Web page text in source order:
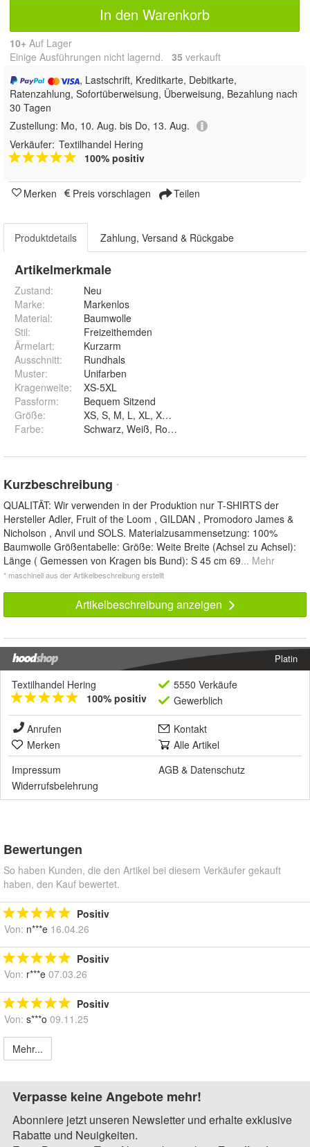
In den Warenkorb
10+ Auf Lager
Einige Ausführungen nicht lagernd. 35 verkauft
, Lastschrift, Kreditkarte, Debitkarte,
Ratenzahlung, Sofortüberweisung, Überweisung, Bezahlung nach
30 Tagen
Zustellung: Mo, 10. Aug. bis Do, 13. Aug.
Verkäufer: Textilhandel Hering
100% positiv
Merken Preis vorschlagen Teilen
Produktdetails Zahlung, Versand & Rückgabe
Artikelmerkmale
Zustand:
Neu
Marke:
Markenlos
Material:
Baumwolle
Stil:
Freizeithemden
Ärmelart:
Kurzarm
Ausschnitt:
Rundhals
Muster:
Unifarben
Kragenweite:
XS-5XL
Passform:
Bequem Sitzend
Größe:
Farbe:
Kurzbeschreibung *
QUALITÄT: Wir verwenden in der Produktion nur T-SHIRTS der
Hersteller Adler, Fruit of the Loom , GILDAN , Promodoro James &
Nicholson , Anvil und SOLS. Materialzusammensetzung: 100%
Baumwolle Größentabelle: Größe: Weite Breite (Achsel zu Achsel):
Länge ( Gemessen von Kragen bis Bund): S 45 cm 69... Mehr
* maschinell aus der Artikelbeschreibung erstellt
Artikelbeschreibung anzeigen
Platin
Textilhandel Hering
100% positiv
5550 Verkäufe
Gewerblich
Anrufen
Kontakt
Merken
Alle Artikel
Impressum
AGB & Datenschutz
Widerrufsbelehrung
Bewertungen
So haben Kunden, die den Artikel bei diesem Verkäufer gekauft
haben, den Kauf bewertet.
Positiv
Von: n***e 16.04.26
Positiv
Von: r***e 07.03.26
Positiv
Von: s***o 09.11.25
Mehr...
Verpasse keine Angebote mehr!
Abonniere jetzt unseren Newsletter und erhalte exklusive
Rabatte und Neuigkeiten.